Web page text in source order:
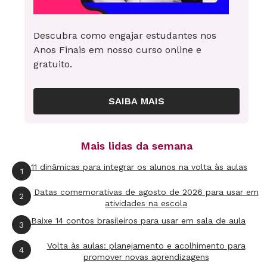
Sugeri que dividissem a palavra e o grupo
coat(cintura e casaco, respectivamente),
concluindo que se tratava de um casaco na
A missão seguinte foi trabalhar em dupla para
"Can you guess what will happen next?"
Patrícia. Alguns jovens reproduziram o enredo
que já conheciam, outros criaram versões.
Socializadas as histórias, ela recolheu o
material para analisar e diagnosticar as
dificuldades dos estudantes e explicou que os
parágrafos lidos antes eram realmente parte do
Descubra como engajar estudantes nos
Anos Finais em nosso curso online e
gratuito.
SAIBA MAIS
Mais lidas da semana
1 11 dinâmicas para integrar os alunos na volta às aulas
2
Datas comemorativas de agosto de 2026 para usar em
atividades na escola
3 Baixe 14 contos brasileiros para usar em sala de aula
4
Volta às aulas: planejamento e acolhimento para
promover novas aprendizagens